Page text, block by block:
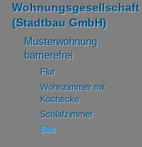
Wohnungsgesellschaft
(Stadtbau GmbH)
Musterwohnung
barrierefrei
Flur
Wohnzimmer mit
Kochecke
Schlafzimmer
Bad